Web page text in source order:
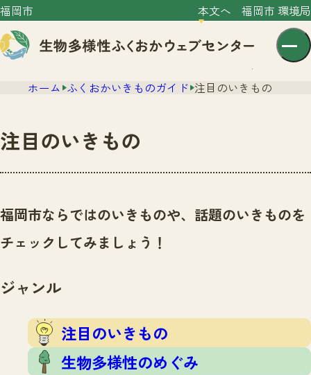
福岡市 本文へ 福岡市 環境局
センター紹介
センター紹介TOP
サイトポリシー
ニュース
いきものガイド
注目のいきもの
生物多様性のめぐみ
いきもの図鑑
イベント
いきもの調査隊
調査レポート
ホーム ふくおかいきものガイド 注目のいきもの
注目のいきもの
福岡市ならではのいきものや、話題のいきものを
チェックしてみましょう！
ジャンル
注目のいきもの
生物多様性のめぐみ